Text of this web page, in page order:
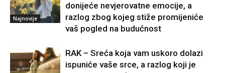
Najnovije
donijeće nevjerovatne emocije, a
razlog zbog kojeg stiže promijeniće
vaš pogled na budućnost
RAK – Sreća koja vam uskoro dolazi
ispuniće vaše srce, a razlog koji je